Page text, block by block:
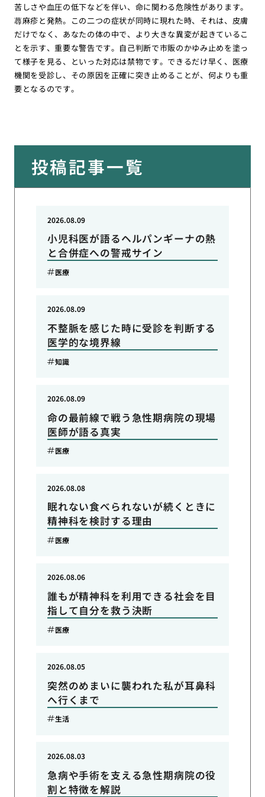
苦しさや血圧の低下などを伴い、命に関わる危険性があります。
蕁麻疹と発熱。この二つの症状が同時に現れた時、それは、皮膚
だけでなく、あなたの体の中で、より大きな異変が起きているこ
とを示す、重要な警告です。自己判断で市販のかゆみ止めを塗っ
て様子を見る、といった対応は禁物です。できるだけ早く、医療
機関を受診し、その原因を正確に突き止めることが、何よりも重
要となるのです。
投稿記事一覧
小児科医が語るヘルパンギーナの熱
と合併症への警戒サイン
2026.08.09
医療
不整脈を感じた時に受診を判断する
医学的な境界線
2026.08.09
知識
命の最前線で戦う急性期病院の現場
医師が語る真実
2026.08.09
医療
眠れない食べられないが続くときに
精神科を検討する理由
2026.08.08
医療
誰もが精神科を利用できる社会を目
指して自分を救う決断
2026.08.06
医療
突然のめまいに襲われた私が耳鼻科
へ行くまで
2026.08.05
生活
急病や手術を支える急性期病院の役
割と特徴を解説
2026.08.03